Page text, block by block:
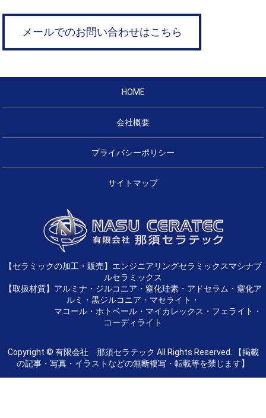
メールでのお問い合わせはこちら
HOME
会社概要
プライバシーポリシー
サイトマップ
【セラミックの加工・販売】エンジニアリングセラミックスマシナブ
ルセラミックス
【取扱材質】アルミナ・ジルコニア・窒化珪素・アドセラム・窒化ア
ルミ・黒ジルコニア・マセライト・
マコール・ホトベール・マイカレックス・フェライト・
コーディライト
Copyright © 有限会社 那須セラテック All Rights Reserved. 【掲載
の記事・写真・イラストなどの無断複写・転載等を禁じます】